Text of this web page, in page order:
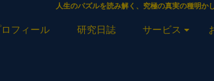
人生のパズルを読み解く、究極の真実の種明か
ロフィール 研究日誌 サービス